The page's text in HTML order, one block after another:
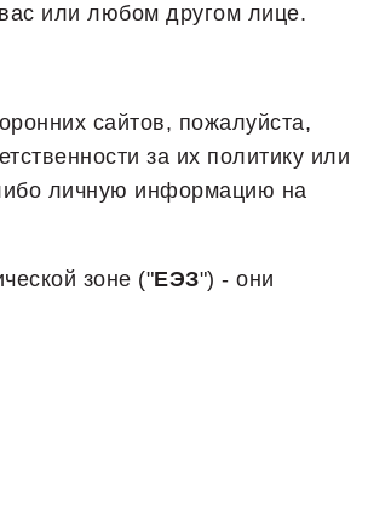
или любом другом лице.
сайтов, пожалуйста,
за их политику или
личную информацию на
зоне ("ЕЭЗ") - они